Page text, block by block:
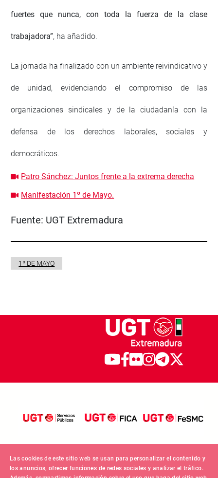
Las cookies de este sitio web se usan para personalizar el contenido y
los anuncios, ofrecer funciones de redes sociales y analizar el tráfico.
fuertes que nunca, con toda la fuerza de la clase
trabajadora”, ha añadido.
La jornada ha finalizado con un ambiente reivindicativo y
de unidad, evidenciando el compromiso de las
organizaciones sindicales y de la ciudadanía con la
defensa de los derechos laborales, sociales y
democráticos.
Patro Sánchez: Juntos frente a la extrema derecha
Manifestación 1º de Mayo.
Fuente: UGT Extremadura
1º DE MAYO